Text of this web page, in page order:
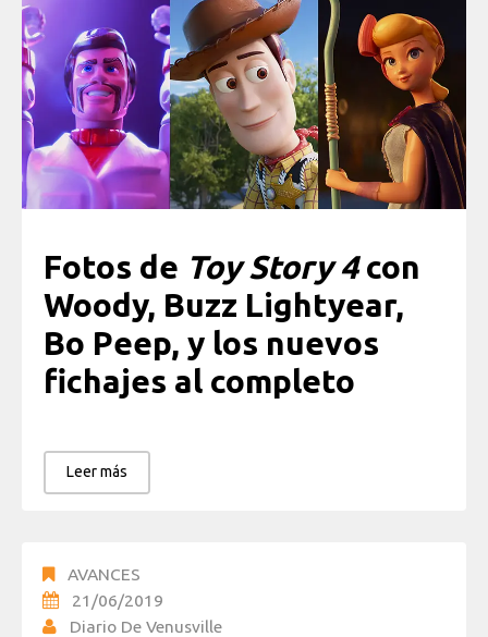
Fotos de Toy Story 4con
Woody, Buzz Lightyear,
Bo Peep, y los nuevos
fichajes al completo
Leer más
AVANCES
21/06/2019
Diario De Venusville